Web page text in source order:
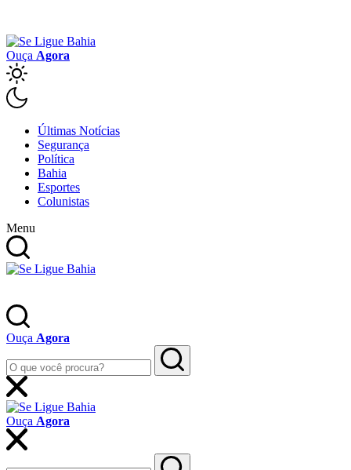
Ouça Agora
Últimas Notícias
Segurança
Política
Bahia
Esportes
Colunistas
Menu
Ouça Agora
Ouça Agora